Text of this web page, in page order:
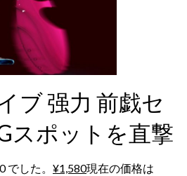
ブ 强力 前戯セ
スポットを直撃
でした。 ¥1,580現在の価格は